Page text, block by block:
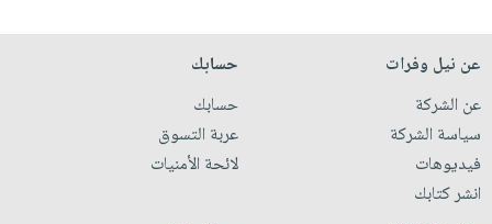
عن نيل وفرات
عن الشركة
سياسة الشركة
فيديوهات
انشر كتابك
حسابك
حسابك
عربة التسوق
لائحة الأمنيات